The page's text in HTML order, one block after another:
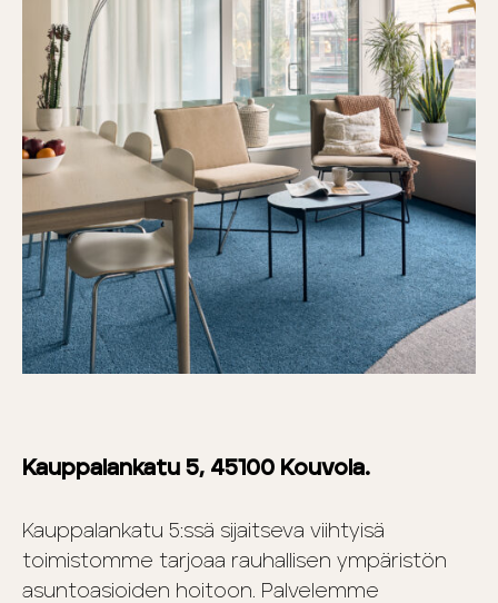
Kauppalankatu 5, 45100 Kouvola.
Kauppalankatu 5:ssä sijaitseva viihtyisä
toimistomme tarjoaa rauhallisen ympäristön
asuntoasioiden hoitoon. Palvelemme